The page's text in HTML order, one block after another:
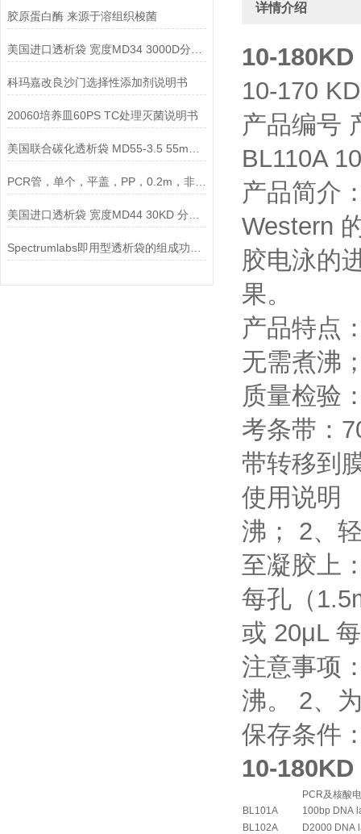
胶原蛋白酶 来源于溶组织梭菌
科玛嘉改良沙门选择性添加剂说明书
20060培养皿60PS TC处理灭菌说明书
PCR管，单个，平盖，PP，0.2m，非灭菌说明
详情介绍
10-
10-170
产品编号
BL110A
产品简介
Western
胶电泳的
果。
产品特点
无需煮沸
质量检验
考条带：
带转移到
使用说明
沸； 2、
至凝胶上
每孔（
或 20μL
注意事项
沸。 2、
保存条件
10-
PCR及核酸
BL101A
100bp DNA
BL102A
D2000 DNA